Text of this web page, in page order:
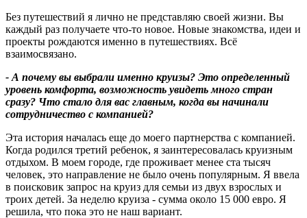
Без путешествий я лично не представляю своей жизни. Вы
каждый раз получаете что-то новое. Новые знакомства, идеи и
проекты рождаются именно в путешествиях. Всё
взаимосвязано.
- А почему вы выбрали именно круизы? Это определенный
уровень комфорта, возможность увидеть много стран
сразу? Что стало для вас главным, когда вы начинали
сотрудничество с компанией?
Эта история началась еще до моего партнерства с компанией.
Когда родился третий ребенок, я заинтересовалась круизным
отдыхом. В моем городе, где проживает менее ста тысяч
человек, это направление не было очень популярным. Я ввела
в поисковик запрос на круиз для семьи из двух взрослых и
троих детей. За неделю круиза - сумма около 15 000 евро. Я
решила, что пока это не наш вариант.